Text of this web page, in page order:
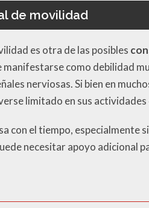
de movilidad
es otra de las posibles
manifestarse como debilidad
nerviosas. Si bien en
limitado en sus
con el tiempo, especialmente
necesitar apoyo adicional